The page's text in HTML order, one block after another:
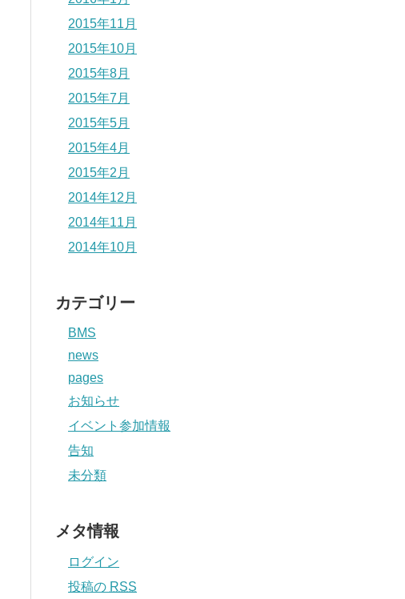
2015年11月
2015年10月
2015年8月
2015年7月
2015年5月
2015年4月
2015年2月
2014年12月
2014年11月
2014年10月
カテゴリー
BMS
news
pages
お知らせ
イベント参加情報
告知
未分類
メタ情報
ログイン
投稿の RSS